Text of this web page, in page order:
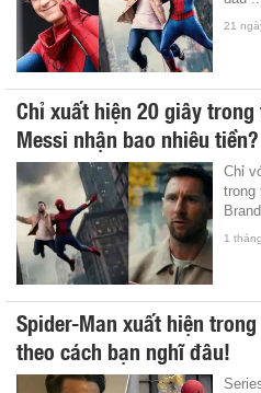
21
Chỉ xuất hiện 20 giây
Messi nhận bao nhiêu tiền?
Chỉ
trong
1
Spider-Man xuất hiện
theo cách bạn nghĩ đâu!